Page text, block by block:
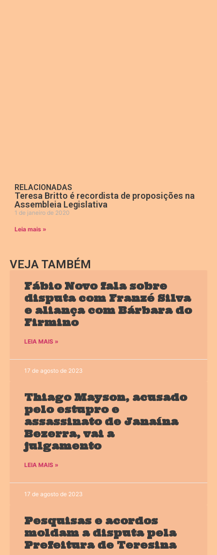
RELACIONADAS
Teresa Britto é recordista de proposições na
Assembleia Legislativa
1 de janeiro de 2020
Leia mais »
VEJA TAMBÉM
Fábio Novo fala sobre
disputa com Franzé Silva
e aliança com Bárbara do
Firmino
LEIA MAIS »
17 de agosto de 2023
Thiago Mayson, acusado
pelo estupro e
assassinato de Janaína
Bezerra, vai a
julgamento
LEIA MAIS »
17 de agosto de 2023
Pesquisas e acordos
moldam a disputa pela
Prefeitura de Teresina